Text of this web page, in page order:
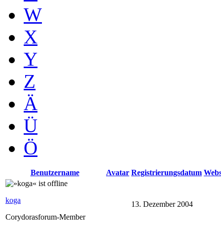
W
X
Y
Z
Ä
Ü
Ö
Benutzername Avatar Registrierungsdatum
koga
Corydorasforum-Member
13. Dezember 2004